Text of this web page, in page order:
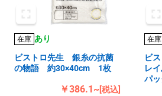
在庫 あり
ビストロ先生 銀糸の抗菌
の物語 約30×40cm 1枚
￥386.1~[税込]
在庫
ビ
レ
パ